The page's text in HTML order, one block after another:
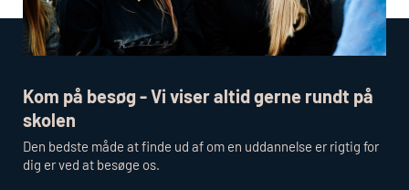
Kom på besøg - Vi viser altid gerne rundt på
skolen
Den bedste måde at finde ud af om en uddannelse er rigtig for
dig er ved at besøge os.